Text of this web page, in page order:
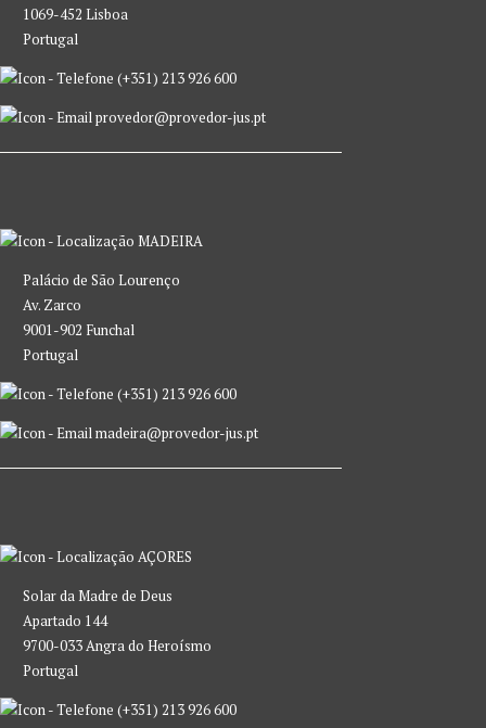
1069-452 Lisboa
Portugal
(+351) 213 926 600
provedor@provedor-jus.pt
MADEIRA
Palácio de São Lourenço
Av. Zarco
9001-902 Funchal
Portugal
(+351) 213 926 600
madeira@provedor-jus.pt
AÇORES
Solar da Madre de Deus
Apartado 144
9700-033 Angra do Heroísmo
Portugal
(+351) 213 926 600